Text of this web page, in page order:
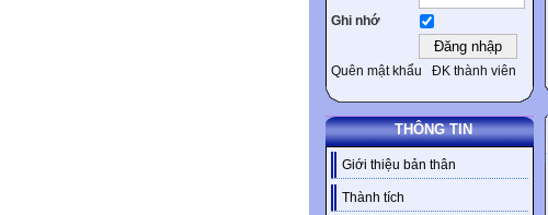
Ghi nhớ
Quên mật khẩu ĐK thành viên
THÔNG TIN
Giới thiệu bản thân
Thành tích